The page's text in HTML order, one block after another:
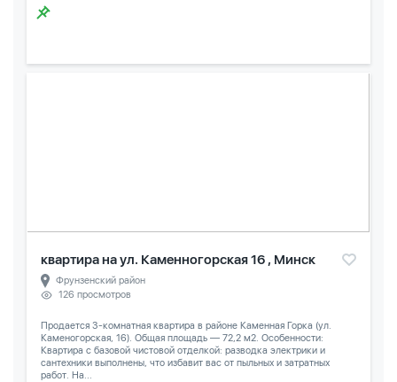
квартира на ул. Каменногорская 16 , Минск
Фрунзенский район
126 просмотров
Продается 3-комнатная квартира в районе Каменная Горка (ул.
Каменогорская, 16). Общая площадь — 72,2 м2. Особенности:
Квартира с базовой чистовой отделкой: разводка электрики и
сантехники выполнены, что избавит вас от пыльных и затратных
работ. На...